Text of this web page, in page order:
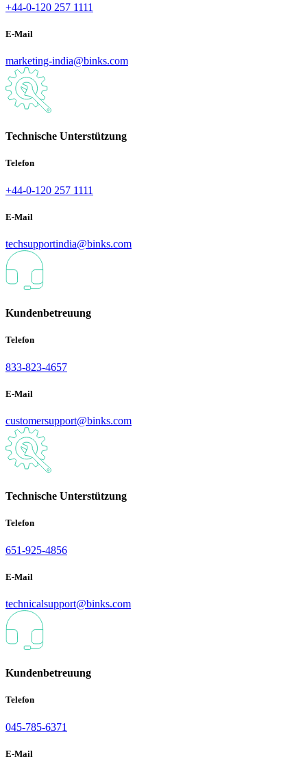
+44-0-120 257 1111
E-Mail
marketing-india@binks.com
Technische Unterstützung
Telefon
+44-0-120 257 1111
E-Mail
techsupportindia@binks.com
Kundenbetreuung
Telefon
833-823-4657
E-Mail
customersupport@binks.com
Technische Unterstützung
Telefon
651-925-4856
E-Mail
technicalsupport@binks.com
Kundenbetreuung
Telefon
045-785-6371
E-Mail